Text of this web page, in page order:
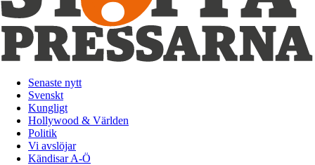
Senaste nytt
Svenskt
Kungligt
Hollywood & Världen
Politik
Vi avslöjar
Kändisar A-Ö